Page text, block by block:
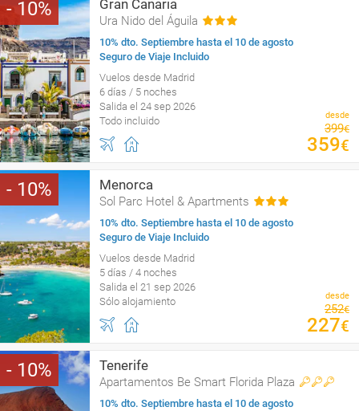
10 Gran Canaria
Ura Nido del Águila
10% dto. Septiembre hasta el 10 de agosto
Seguro de Viaje Incluido
Vuelos desde Madrid
6 días / 5 noches
Salida el 24 sep 2026
Todo incluido
desde
399€
359€
10 Menorca
Sol Parc Hotel & Apartments
10% dto. Septiembre hasta el 10 de agosto
Seguro de Viaje Incluido
Vuelos desde Madrid
5 días / 4 noches
Salida el 21 sep 2026
Sólo alojamiento
desde
252€
227€
10 Tenerife
Apartamentos Be Smart Florida Plaza
10% dto. Septiembre hasta el 10 de agosto